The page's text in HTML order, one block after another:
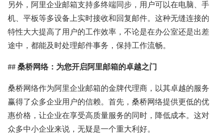
另外，阿里企业邮箱支持多终端同步，用户可以在电脑、手
机、平板等多设备上实时接收和回复邮件。这种无缝连接的
特性大大提高了用户的工作效率，不论是在办公室还是出差
途中，都能及时处理邮件事务，保持工作流畅。
## 桑桥网络：为您开启阿里邮箱的卓越之门
桑桥网络作为阿里企业邮箱的金牌代理商，以其卓越的服务
赢得了众多企业用户的信赖。首先，桑桥网络提供更低的优
惠价格，让企业在享受高质量服务的同时，降低成本。这对
众多中小企业来说，无疑是一个重大利好。